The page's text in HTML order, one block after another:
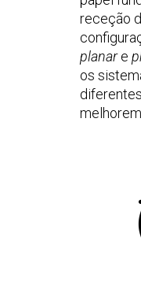
receção
planare
os